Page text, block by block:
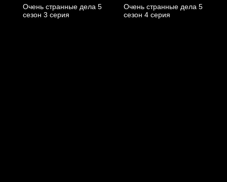
Очень странные дела 5
cезон 3 cерия
Очень странные дела 5
cезон 4 cерия